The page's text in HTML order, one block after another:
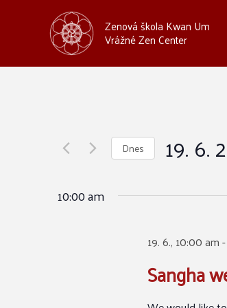
Zenová škola Kwan Um
Vrážné Zen Center
Dnes 19. 6.
10:00 am
19. 6., 10:00 am-
Sangha